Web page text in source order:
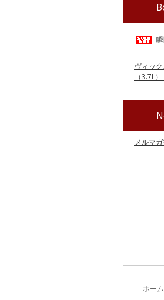
ヴィッ
（3.7L
メルマ
ホーム